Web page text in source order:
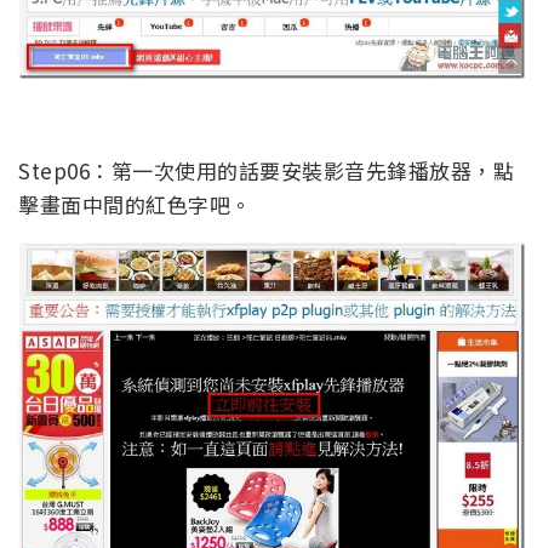
Step06：第一次使用的話要安裝影音先鋒播放器，點
擊畫面中間的紅色字吧。